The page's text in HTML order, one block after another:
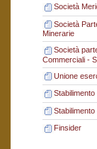
Società
Società
Minerarie
Società
Commerciali -
Unione
Finsider